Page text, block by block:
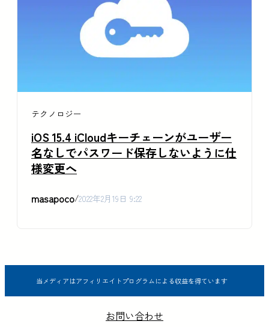
テクノロジー
iOS 15.4 iCloudキーチェーンがユーザー
名なしでパスワード保存しないように仕
様変更へ
masapoco/2022年2月19日 9:22
当メディアはアフィリエイトプログラムによる収益を得ています
お問い合わせ